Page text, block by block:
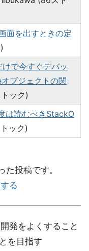
面を出すときの定
で今すぐデバッ
ブジェクトの関
ック)
は読むべきStackO
ック)
投稿です。
る
発をよくすること
を目指す